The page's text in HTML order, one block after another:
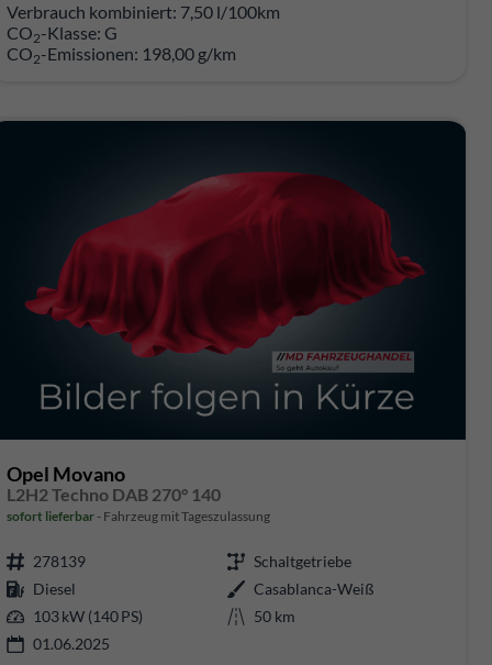
Verbrauch kombiniert: 7,50 l/100km
CO2-Klasse: G
CO2-Emissionen: 198,00 g/km
Opel Movano
L2H2 Techno DAB 270° 140
sofort lieferbar Fahrzeug mit Tageszulassung
278139
Schaltgetriebe
Diesel
Casablanca-Weiß
103 kW (140 PS)
50 km
01.06.2025